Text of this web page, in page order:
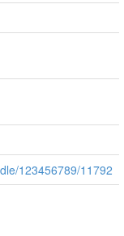
123456789/11792